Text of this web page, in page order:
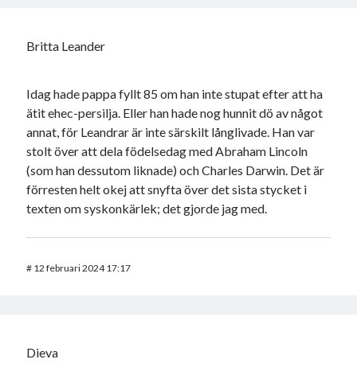
Britta Leander
Idag hade pappa fyllt 85 om han inte stupat efter att ha
ätit ehec-persilja. Eller han hade nog hunnit dö av något
annat, för Leandrar är inte särskilt långlivade. Han var
stolt över att dela födelsedag med Abraham Lincoln
(som han dessutom liknade) och Charles Darwin. Det är
förresten helt okej att snyfta över det sista stycket i
texten om syskonkärlek; det gjorde jag med.
# 12 februari 2024 17:17
Dieva